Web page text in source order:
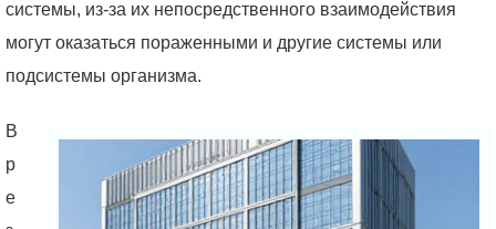
системы, из-за их непосредственного взаимодействия
могут оказаться пораженными и другие системы или
подсистемы организма.
В
р
е